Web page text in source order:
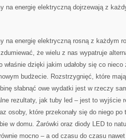
na energię elektryczną dojrzewają z
na energię elektryczną rosną z każdym
że wielu z nas wypatruje
właśnie dzięki jakim udałoby się co
budżecie. Rozstrzygnięć, które
słabnąć owe wydatki jest w rzeczy
rezultaty, jak tuby led – jest to wyjście
osoby, które przekonały się do niego po
w domu. Żarówki oraz diody LED to
mocno – a od czasu do czasu